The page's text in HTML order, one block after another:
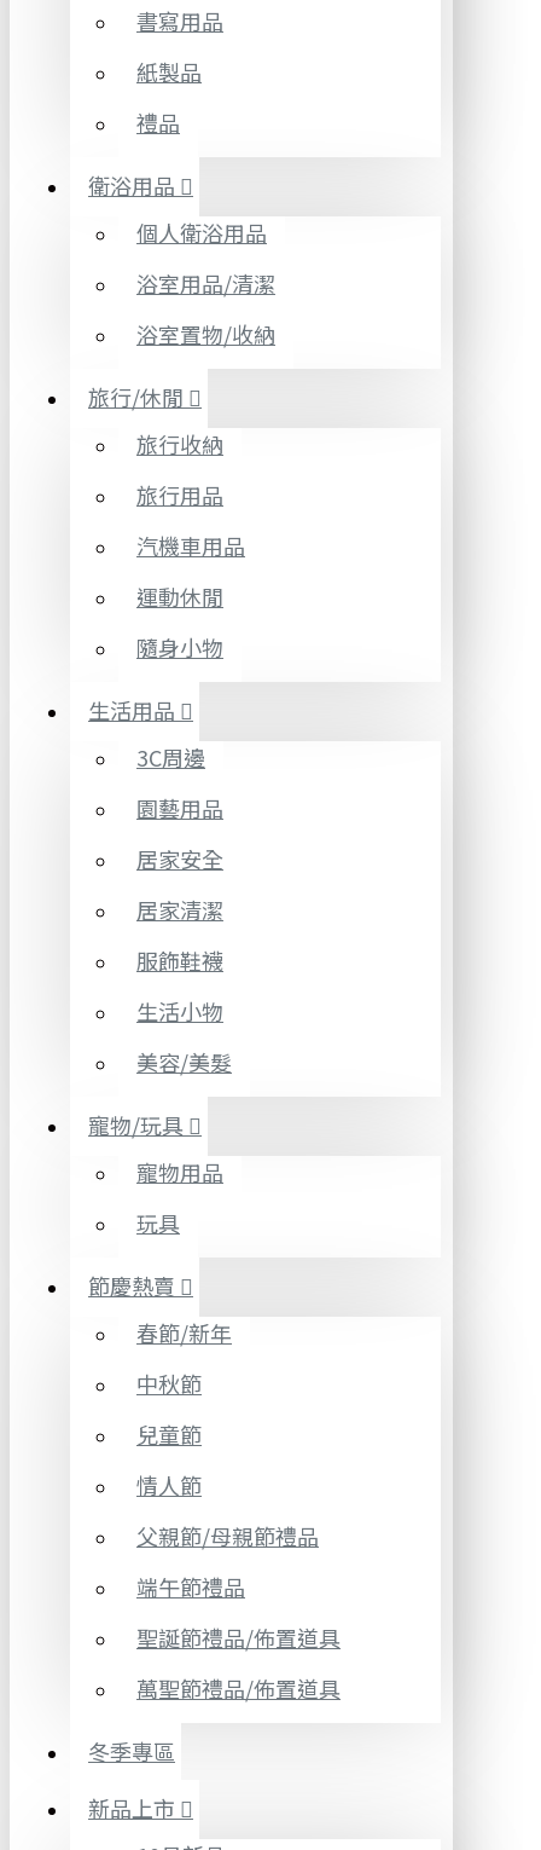
書寫用品
紙製品
禮品
衛浴用品
個人衛浴用品
浴室用品/清潔
浴室置物/收納
旅行/休閒
旅行收納
旅行用品
汽機車用品
運動休閒
隨身小物
生活用品
3C周邊
園藝用品
居家安全
居家清潔
服飾鞋襪
生活小物
美容/美髮
寵物/玩具
寵物用品
玩具
節慶熱賣
春節/新年
中秋節
兒童節
情人節
父親節/母親節禮品
端午節禮品
聖誕節禮品/佈置道具
萬聖節禮品/佈置道具
冬季專區
新品上市